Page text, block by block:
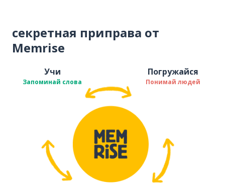
секретная приправа от
Memrise
Учи
Запоминай слова
Погружайся
Понимай людей